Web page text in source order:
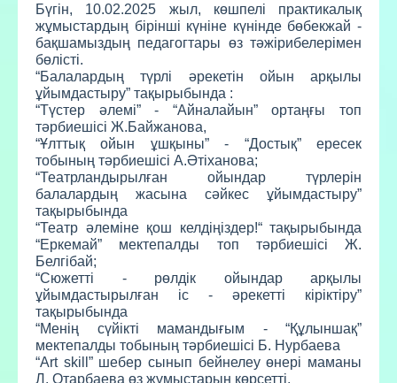
Бүгін, 10.02.2025 жыл, көшпелі практикалық
жұмыстардың бірінші күніне күнінде бөбекжай -
бақшамыздың педагогтары өз тәжірибелерімен
бөлісті.
“Балалардың түрлі әрекетін ойын арқылы
ұйымдастыру” тақырыбында :
“Түстер әлемі” - “Айналайын” ортаңғы топ
тәрбиешісі Ж.Байжанова,
“Ұлттық ойын ұшқыны” - “Достық” ересек
тобының тәрбиешісі А.Әтіханова;
“Театрландырылған ойындар түрлерін
балалардың жасына сәйкес ұйымдастыру”
тақырыбында
“Театр әлеміне қош келдіңіздер!“ тақырыбында
“Еркемай” мектепалды топ тәрбиешісі Ж.
Белгібай;
“Сюжетті - рөлдік ойындар арқылы
ұйымдастырылған іс - әрекетті кіріктіру”
тақырыбында
“Менің сүйікті мамандығым - “Құлыншақ”
мектепалды тобының тәрбиешісі Б. Нурбаева
“Art skill” шебер сынып бейнелеу өнері маманы
Л. Отарбаева өз жұмыстарын көрсетті.